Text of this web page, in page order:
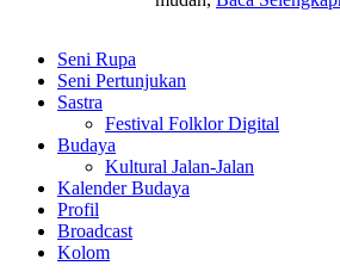
Seni Rupa
Seni Pertunjukan
Sastra
Festival Folklor Digital
Budaya
Kultural Jalan-Jalan
Kalender Budaya
Profil
Broadcast
Kolom